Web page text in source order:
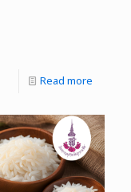
Read more